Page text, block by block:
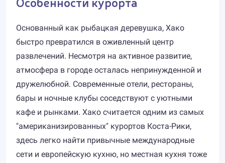
Основанный как рыбацкая деревушка, Хако
быстро превратился в оживленный центр
развлечений. Несмотря на активное развитие,
атмосфера в городе осталась непринужденной и
дружелюбной. Современные отели, рестораны,
бары и ночные клубы соседствуют с уютными
кафе и рынками. Хако считается одним из самых
"американизированных" курортов Коста-Рики,
здесь легко найти привычные международные
сети и европейскую кухню, но местная кухня тоже